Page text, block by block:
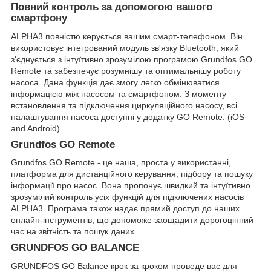
Повний контроль за допомогою вашого
смартфону
ALPHA3 повністю керується вашим смарт-телефоном. Він
використовує інтегрований модуль зв'язку Bluetooth, який
з'єднується з інтуїтивно зрозумілою програмою Grundfos GO
Remote та забезпечує розумнішу та оптимальнішу роботу
насоса. Дана функція дає змогу легко обмінюватися
інформацією між насосом та смартфоном. З моменту
встановлення та підключення циркуляційного насосу, всі
налаштування насоса доступні у додатку GO Remote. (iOS
and Android).
Grundfos GO Remote
Grundfos GO Remote - це наша, проста у використанні,
платформа для дистанційного керування, підбору та пошуку
інформації про насос. Вона пропонує швидкий та інтуїтивно
зрозумілий контроль усіх функцій для підключених насосів
ALPHA3. Програма також надає прямий доступ до наших
онлайн-інструментів, що допоможе заощадити дорогоцінний
час на звітність та пошук даних.
GRUNDFOS GO BALANCE
GRUNDFOS GO Balance крок за кроком проведе вас для